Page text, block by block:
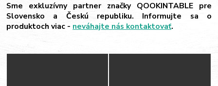
Sme exkluzívny partner značky QOOKINTABLE pre
Slovensko a Českú republiku. Informujte sa o
produktoch viac -neváhajte nás kontaktovať.